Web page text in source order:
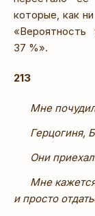
которые, как
37 %».
213
Мне
Герцогиня,
Они
Мне
и просто